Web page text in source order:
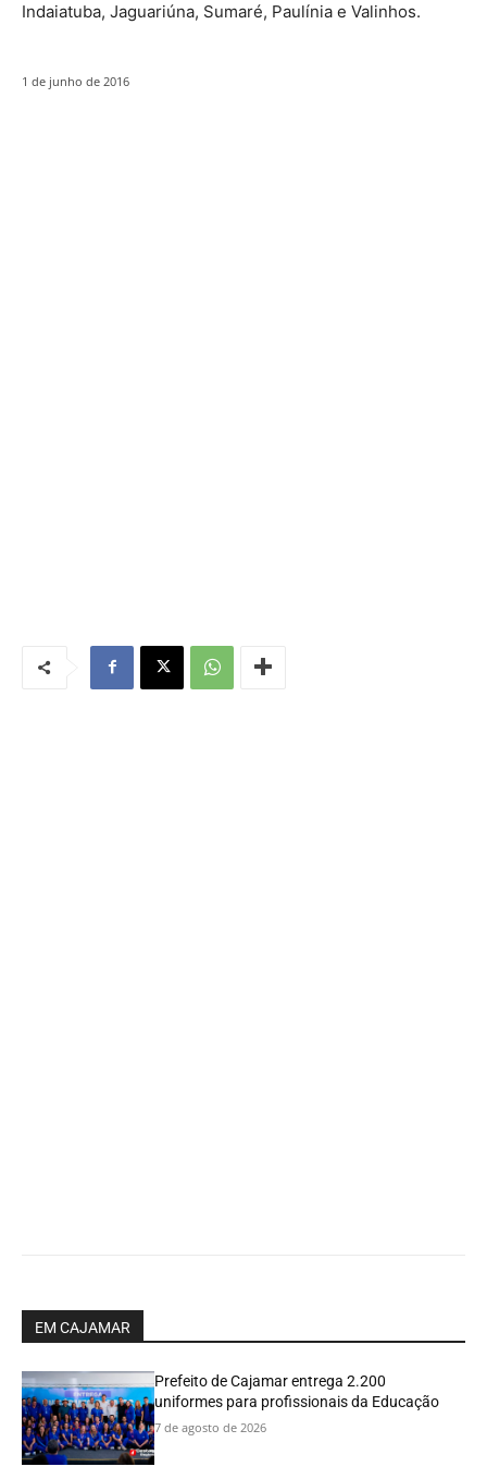
Indaiatuba, Jaguariúna, Sumaré, Paulínia e Valinhos.
1 de junho de 2016
EM CAJAMAR
Prefeito de Cajamar entrega 2.200
uniformes para profissionais da Educação
7 de agosto de 2026